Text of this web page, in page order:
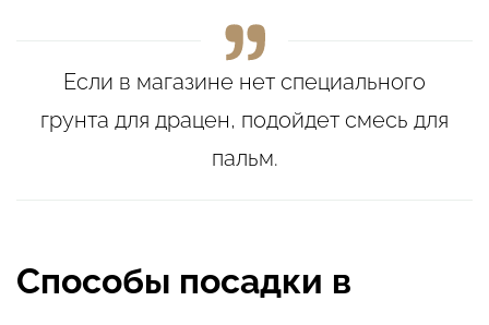
Если в магазине нет специального
грунта для драцен, подойдет смесь для
пальм.
Способы посадки в